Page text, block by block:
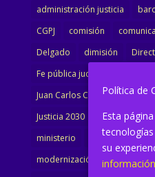
administración justicia
CGPJ
comisión
Delgado
dimisión
Fe pública judicial
Juan Carlos Campo
Justicia 2030
LAJ
ministerio
Ministra Justicia
modernización
noticias
Política de
Esta
su